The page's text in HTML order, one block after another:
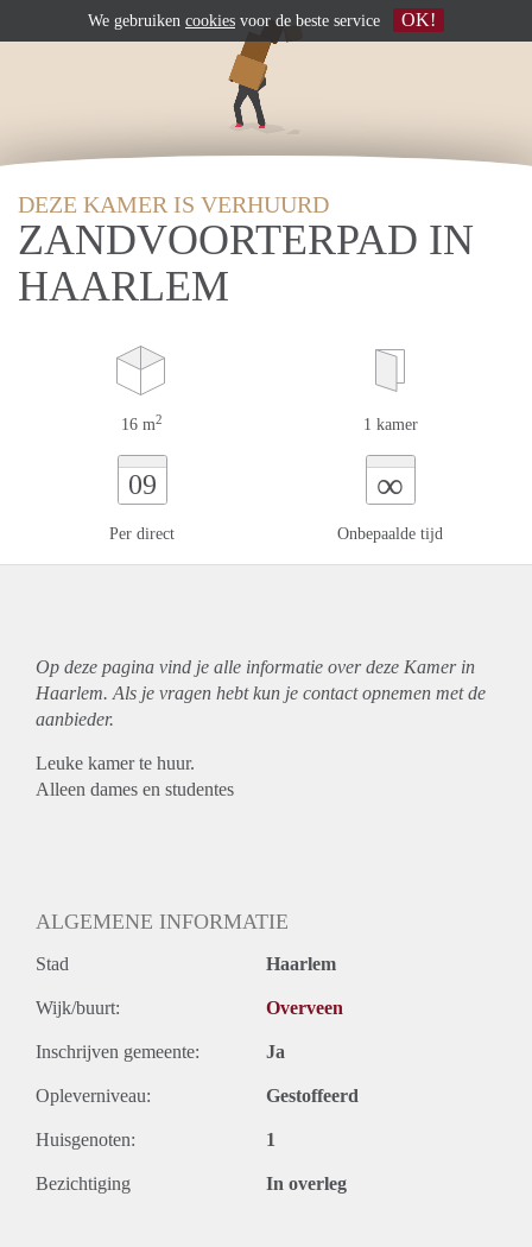
DEZE KAMER IS VERHUURD
ZANDVOORTERPAD IN
HAARLEM
16 m2 1 kamer
09
Per direct
∞
Onbepaalde tijd
Op deze pagina vind je alle informatie over deze Kamer in
Haarlem. Als je vragen hebt kun je contact opnemen met de
aanbieder.
Leuke kamer te huur.
Alleen dames en studentes
ALGEMENE INFORMATIE
Stad Haarlem
Wijk/buurt: Overveen
Inschrijven gemeente: Ja
Opleverniveau: Gestoffeerd
Huisgenoten: 1
Bezichtiging In overleg
We gebruiken cookies voor de beste service OK!